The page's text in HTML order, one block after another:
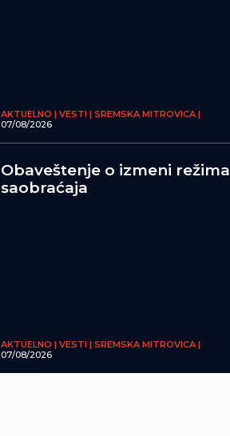
AKTUELNO | VESTI | SREMSKA MITROVICA |
07/08/2026
Obaveštenje o izmeni režima
saobraćaja
AKTUELNO | VESTI | SREMSKA MITROVICA |
07/08/2026